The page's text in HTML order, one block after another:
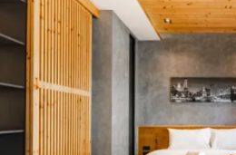
Объект в управлении VillaCarte